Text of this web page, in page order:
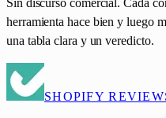
Sin discurso comercial. Cada
herramienta hace bien y luego
una tabla clara y un veredicto.
SHOPIFY